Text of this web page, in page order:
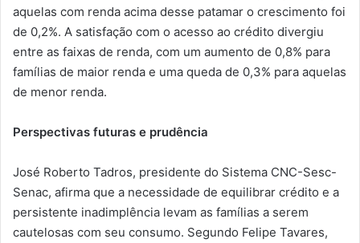
aquelas com renda acima desse patamar o crescimento foi
de 0,2%. A satisfação com o acesso ao crédito divergiu
entre as faixas de renda, com um aumento de 0,8% para
famílias de maior renda e uma queda de 0,3% para aquelas
de menor renda.
Perspectivas futuras e prudência
José Roberto Tadros, presidente do Sistema CNC-Sesc-
Senac, afirma que a necessidade de equilibrar crédito e a
persistente inadimplência levam as famílias a serem
cautelosas com seu consumo. Segundo Felipe Tavares,